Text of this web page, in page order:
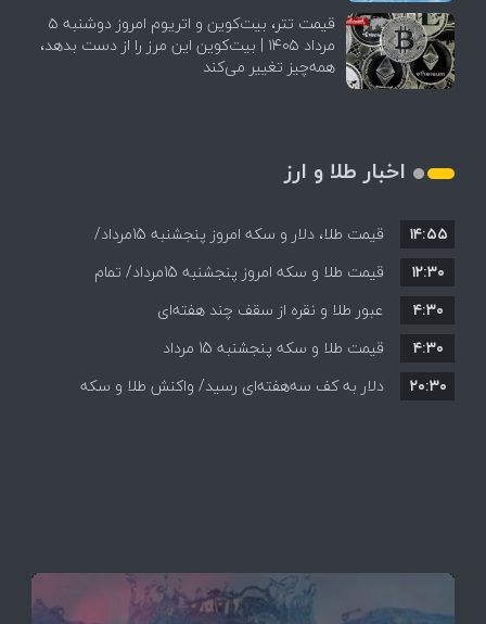
قیمت تتر، بیت‌کوین و اتریوم امروز دوشنبه ۵
مرداد ۱۴۰۵ | بیت‌کوین این مرز را از دست بدهد،
همه‌چیز تغییر می‌کند
اخبار طلا و ارز
قیمت طلا، دلار و سکه امروز پنجشنبه 15مرداد/
افزایش قیمت ها + جدول
۱۴:۵۵
قیمت طلا و سکه امروز پنجشنبه 15مرداد/ تمام
قیمت ها بر مدار افزایش + جدول
۱۲:۳۰
عبور طلا و نقره از سقف چند هفته‌ای
۴:۳۰
قیمت طلا و سکه پنجشنبه 15 مرداد
۴:۳۰
دلار به کف سه‌هفته‌ای رسید/ واکنش طلا و سکه
۲۰:۳۰